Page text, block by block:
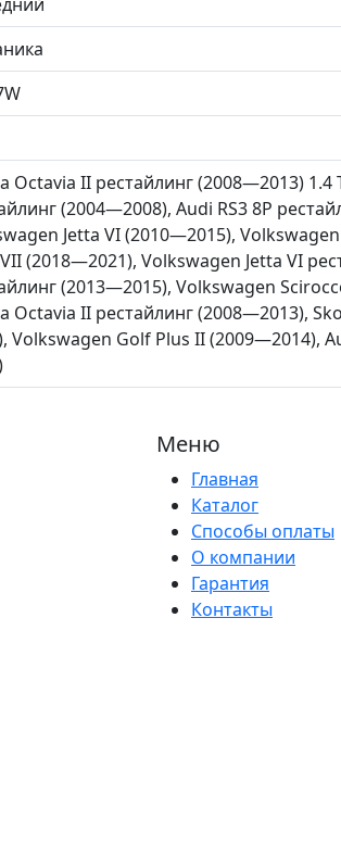
Octavia II рестайлинг (2008—2013) 1.4
(2004—2008), Audi RS3 8P
Jetta VI (2010—2015),
(2018—2021), Volkswagen Jetta VI
(2013—2015), Volkswagen
Octavia II рестайлинг (2008—2013),
Volkswagen Golf Plus II (2009—2014),
Меню
Главная
Каталог
Способы оплаты
О компании
Гарантия
Контакты